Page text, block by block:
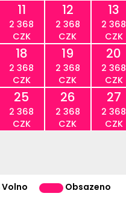
11
2 368
CZK
12
2 368
CZK
13
2 368
CZK
18
2 368
CZK
19
2 368
CZK
20
2 368
CZK
25
2 368
CZK
26
2 368
CZK
27
2 368
CZK
Volno Obsazeno